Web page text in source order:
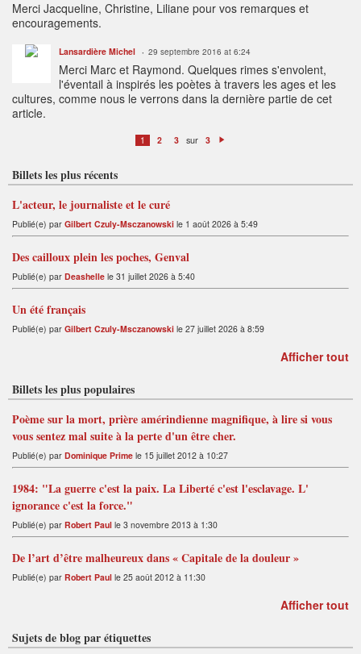
Merci Jacqueline, Christine, Liliane pour vos remarques et
encouragements.
Lansardière Michel 29 septembre 2016 at 6:24
Merci Marc et Raymond. Quelques rimes s'envolent,
l'éventail à inspirés les poètes à travers les ages et les
cultures, comme nous le verrons dans la dernière partie de cet
article.
1 2 3 sur 3
t
Billets les plus récents
L'acteur, le journaliste et le curé
Publié(e) par Gilbert Czuly-Msczanowski le 1 août 2026 à 5:49
Des cailloux plein les poches, Genval
Publié(e) par Deashelle le 31 juillet 2026 à 5:40
Un été français
Publié(e) par Gilbert Czuly-Msczanowski le 27 juillet 2026 à 8:59
Afficher tout
Billets les plus populaires
Poème sur la mort, prière amérindienne magnifique, à lire si vous
vous sentez mal suite à la perte d'un être cher.
Publié(e) par Dominique Prime le 15 juillet 2012 à 10:27
1984: "La guerre c'est la paix. La Liberté c'est l'esclavage. L'
ignorance c'est la force."
Publié(e) par Robert Paul le 3 novembre 2013 à 1:30
De l’art d’être malheureux dans « Capitale de la douleur »
Publié(e) par Robert Paul le 25 août 2012 à 11:30
Afficher tout
Sujets de blog par étiquettes